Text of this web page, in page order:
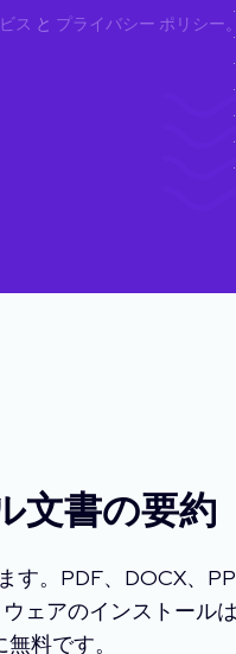
ス と プライバシー ポリシー。
文書の要約
。PDF、DOCX、
ェアのインストール
料です。